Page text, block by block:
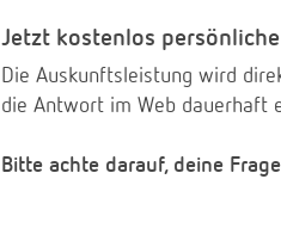
Jetzt kostenlos
Die Auskunftsleistung wird
die Antwort im Web dauerhaft
Bitte achte darauf, deine